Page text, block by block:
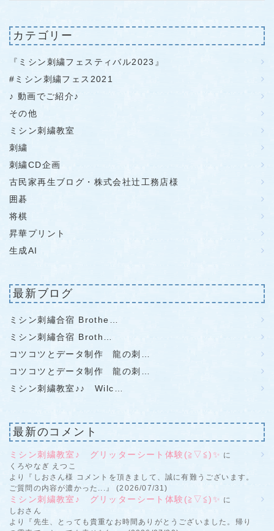
カテゴリー
『ミシン刺繍フェスティバル2023』
#ミシン刺繍フェス2021
♪ 動画でご紹介♪
その他
ミシン刺繍教室
刺繍
刺繍CD企画
古民家再生ブログ・株式会社辻工務店様
囲碁
将棋
昇華プリント
生成AI
最新ブログ
ミシン刺繡合宿 Brothe…
ミシン刺繡合宿 Broth…
コツコツとデータ制作 龍の刺…
コツコツとデータ制作 龍の刺…
ミシン刺繍教室♪♪ Wilc…
最新のコメント
ミシン刺繍教室♪ グリッターシート体験(≧▽≦)✨ に
くろやなぎ えつこ
より『しおさん様 コメントを頂きまして、誠に有難うございます。
ご質問の内容が濃かった...』 (2026/07/31)
ミシン刺繍教室♪ グリッターシート体験(≧▽≦)✨ に
しおさん
より『先生、とっても貴重なお時間ありがとうございました。帰り